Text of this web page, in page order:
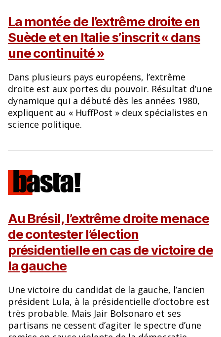
La montée de l’extrême droite en
Suède et en Italie s’inscrit « dans
une continuité »
Dans plusieurs pays européens, l’extrême
droite est aux portes du pouvoir. Résultat d’une
dynamique qui a débuté dès les années 1980,
expliquent au « HuffPost » deux spécialistes en
science politique.
Au Brésil, l’extrême droite menace
de contester l’élection
présidentielle en cas de victoire de
la gauche
Une victoire du candidat de la gauche, l’ancien
président Lula, à la présidentielle d’octobre est
très probable. Mais Jair Bolsonaro et ses
partisans ne cessent d’agiter le spectre d’une